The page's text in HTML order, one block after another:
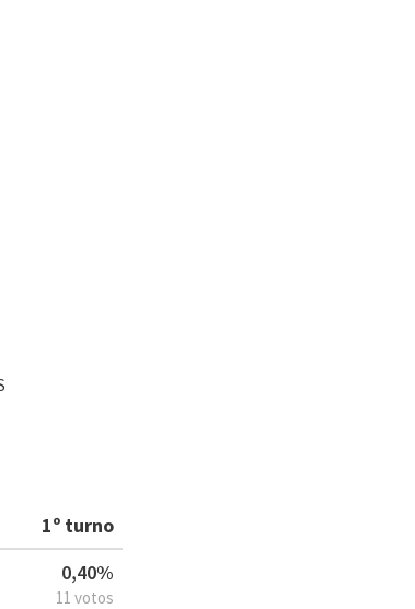
1º turno
0,40%
11 votos